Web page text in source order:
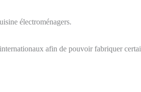
électroménagers.
afin de pouvoir fabriquer